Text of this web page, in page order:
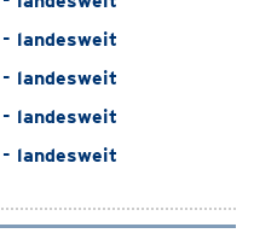
landesweit
landesweit
landesweit
landesweit